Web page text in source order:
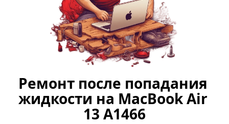
Ремонт после попадания
жидкости на MacBook Air
13 A1466